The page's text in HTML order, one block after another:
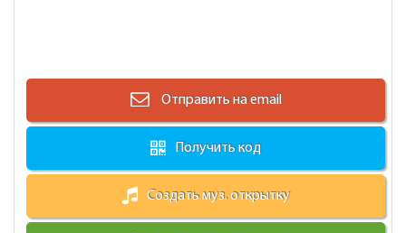
Отправить на email
Получить код
Создать муз. открытку